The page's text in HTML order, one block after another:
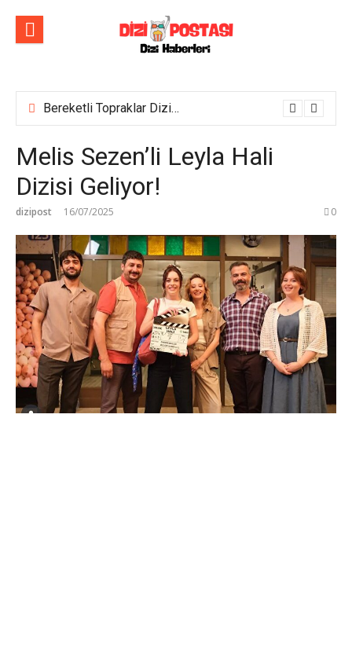
Bereketli Topraklar Dizisinin İlk Tanıtım Fragmanı Yayımlandı! Yeni dizi yakında Show TV’de başlıyor!
Melis Sezen’li Leyla Hali
Dizisi Geliyor!
dizipost 16/07/2025 0